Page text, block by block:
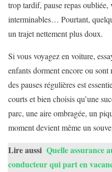
trop tardif, pause repas oubliée,
interminables… Pourtant,
un trajet nettement plus doux.
Si vous voyagez en voiture,
enfants dorment encore ou
des pauses régulières est
courts et bien choisis qu’une
parc, une aire ombragée, un
moment devient même un
Lire aussi Quelle assurance
conducteur qui part en